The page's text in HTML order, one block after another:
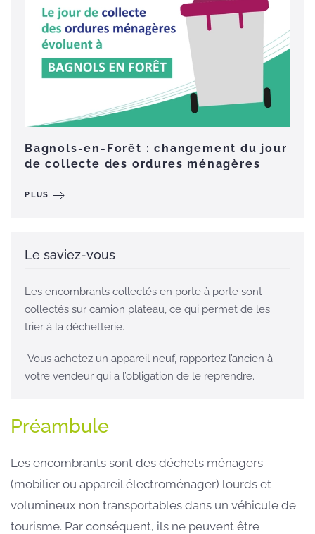
Bagnols-en-Forêt : changement du jour
de collecte des ordures ménagères
PLUS
Le saviez-vous
Les encombrants collectés en porte à porte sont
collectés sur camion plateau, ce qui permet de les
trier à la déchetterie.
Vous achetez un appareil neuf, rapportez l’ancien à
votre vendeur qui a l’obligation de le reprendre.
Préambule
Les encombrants sont des déchets ménagers
(mobilier ou appareil électroménager) lourds et
volumineux non transportables dans un véhicule de
tourisme. Par conséquent, ils ne peuvent être